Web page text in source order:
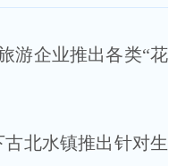
游企业推出各类“花
北水镇推出针对生